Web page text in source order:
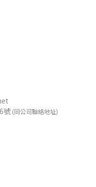
號 (同公司聯絡地址)